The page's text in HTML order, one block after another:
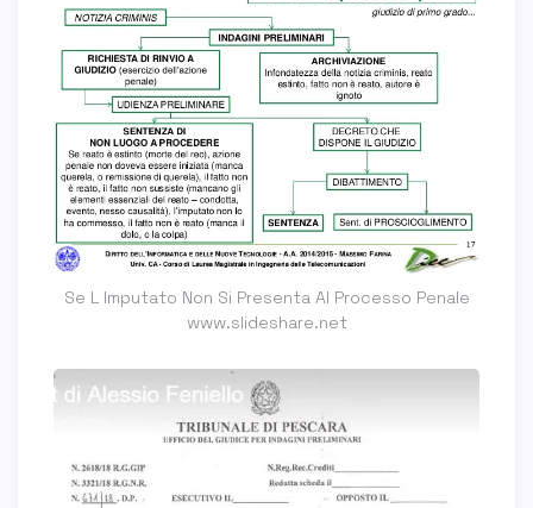
Se L Imputato Non Si Presenta Al Processo Penale
www.slideshare.net